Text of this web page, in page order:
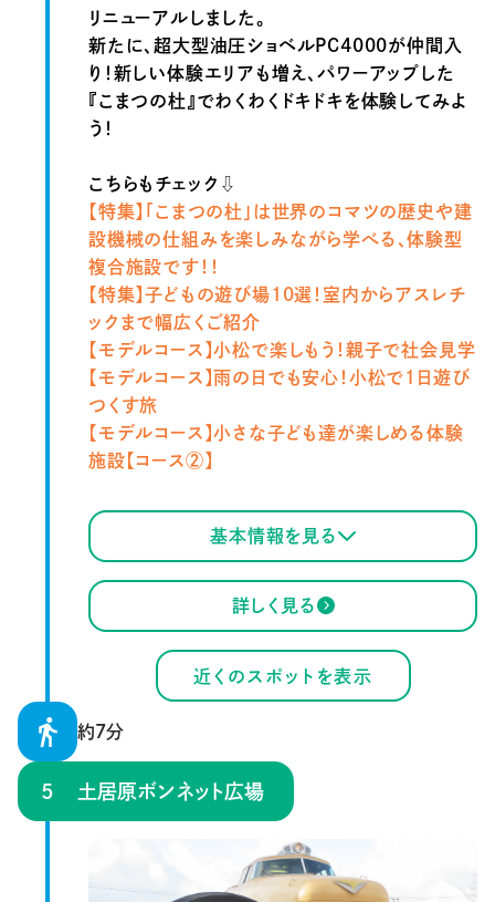
リニューアルしました。
新たに、超大型油圧ショベルPC4000が仲間入
り！新しい体験エリアも増え、パワーアップした
『こまつの杜』でわくわくドキドキを体験してみよ
う！
こちらもチェック⇩
【特集】
「こまつの杜」は世界のコマツの歴史や建
設機械の仕組みを楽しみながら学べる、体験型
複合施設です！！
【特集】子どもの遊び場10選！室内からアスレチ
ックまで幅広くご紹介
【モデルコース】小松で楽しもう！親子で社会見学
【モデルコース】雨の日でも安心！小松で１日遊び
つくす旅
【モデルコース】小さな子ども達が楽しめる体験
施設【コース②】
基本情報を見る
詳しく見る
近くのスポットを表示
約7分
土居原ボンネット広場